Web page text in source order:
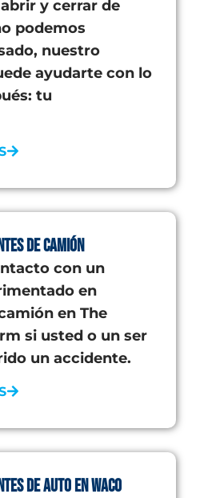
y cerrar de
podemos
nuestro
ayudarte con lo
tu
de camión
con un
en
en The
si usted o un ser
un accidente.
de auto en Waco